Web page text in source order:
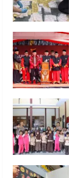
Kapolres
Sempor
Redaksi 01
Berita
Berita TNI/
Tarogong
FA
di